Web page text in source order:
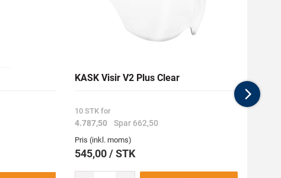
KASK Visir V2 Plus Clear
10 STK for
4.787,50 Spar 662,50
Pris (inkl. moms)
545,00 / STK